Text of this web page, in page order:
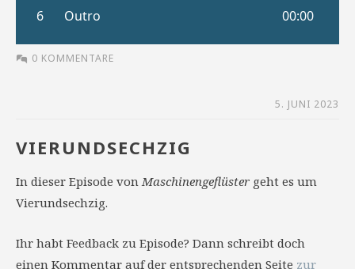
0 KOMMENTARE
5. JUNI 2023
VIERUNDSECHZIG
In dieser Episode vonMaschinengeflüster geht es um
Vierundsechzig.
Ihr habt Feedback zu Episode? Dann schreibt doch
einen Kommentar auf der entsprechenden Seite zur